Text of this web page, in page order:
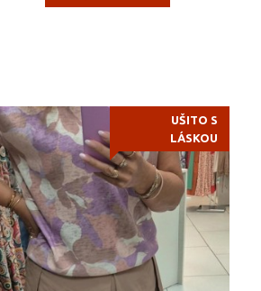
UŠITO S
LÁSKOU